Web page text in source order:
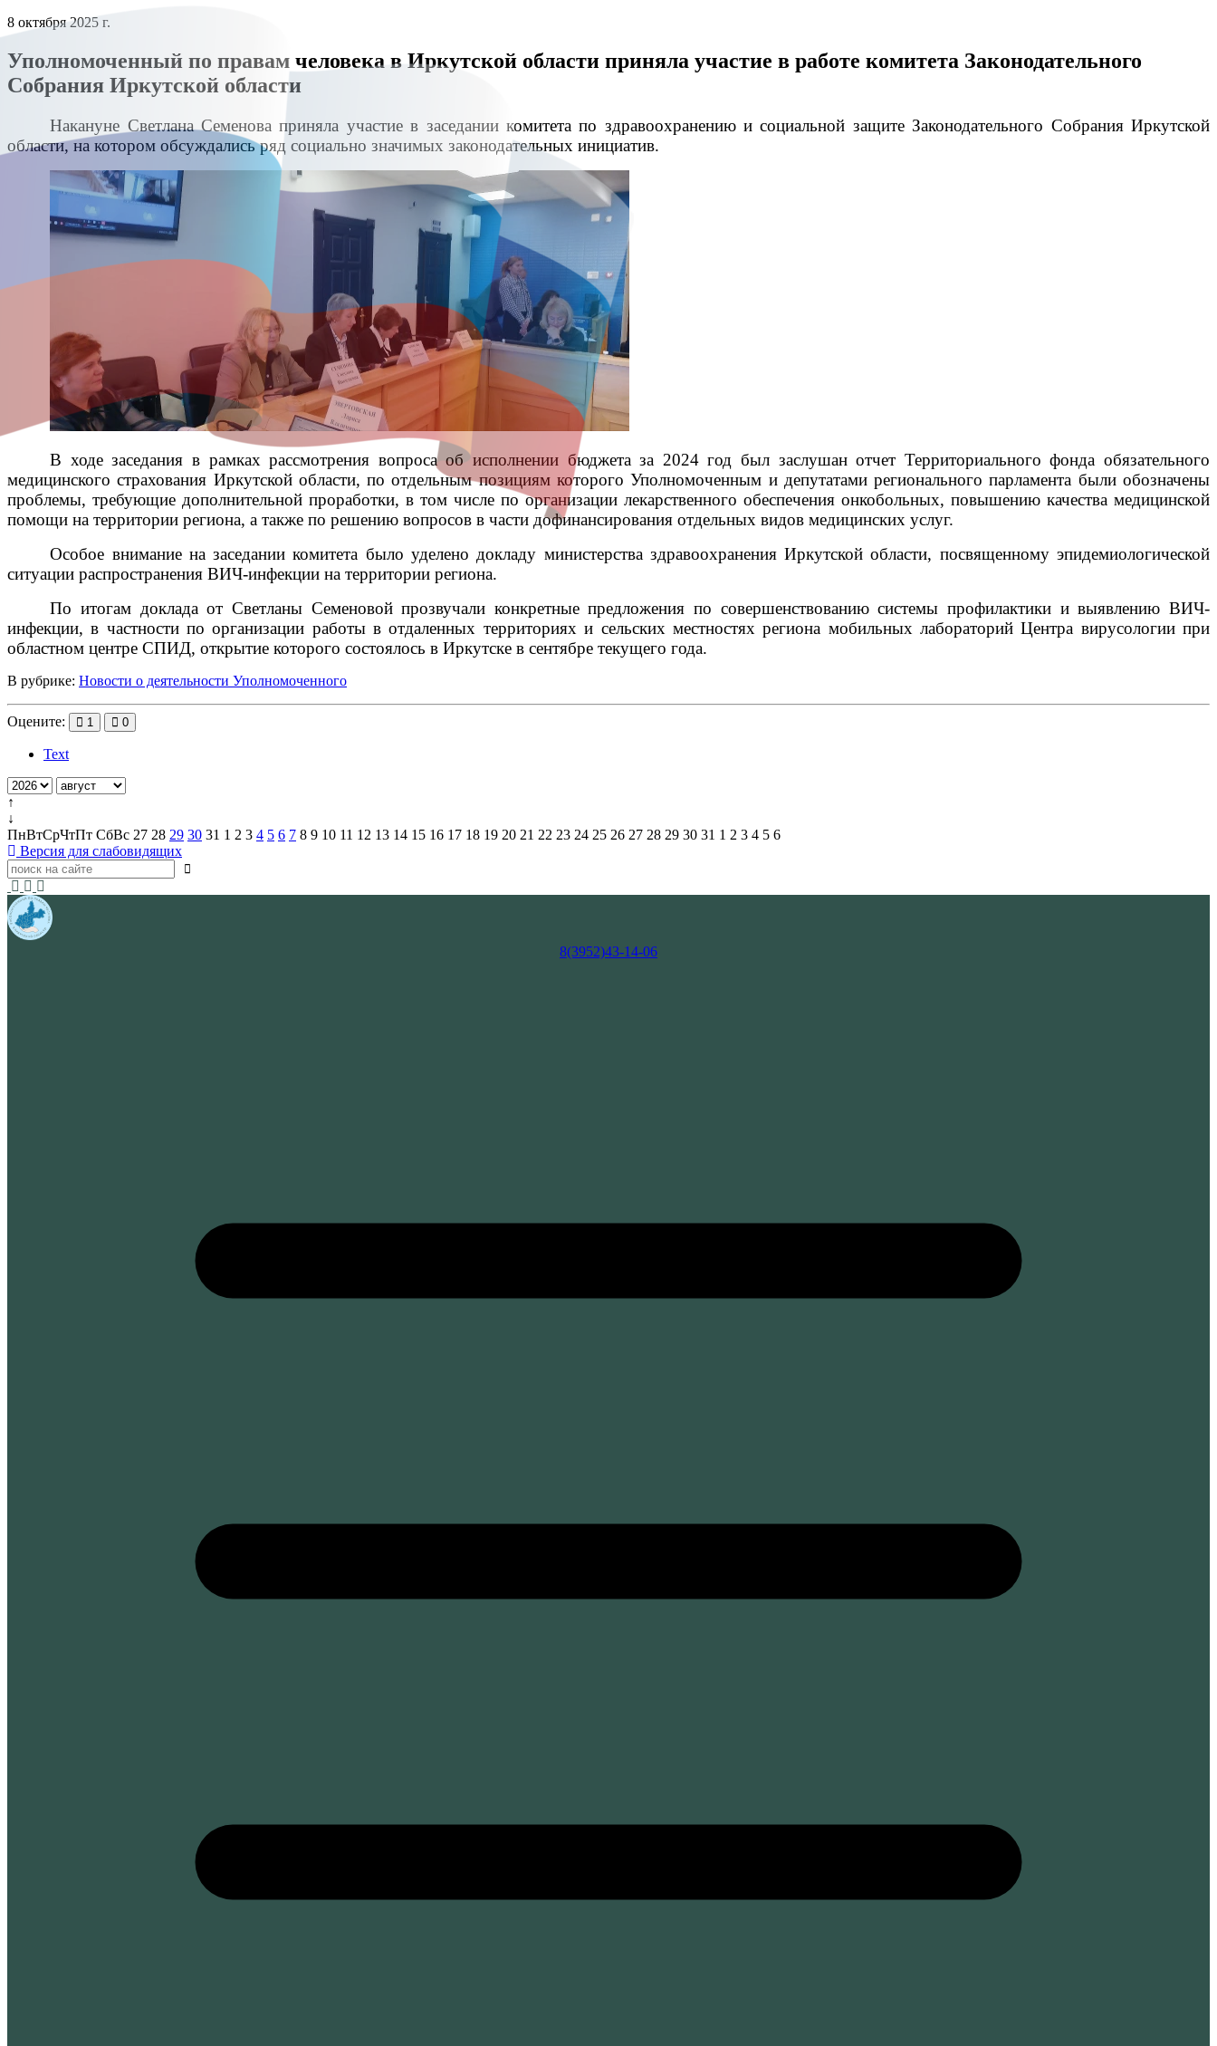
8 октября 2025 г.
Уполномоченный по правам человека в Иркутской области приняла участие в работе комитета Законодательного
Собрания Иркутской области
Накануне Светлана Семенова приняла участие в заседании комитетапо здравоохранению и социальной защите Законодательного Собрания Иркутской
области, на котором обсуждались ряд социально значимых законодательных инициатив.
В ходе заседания в рамках рассмотрения вопроса об исполнении бюджета за 2024 год был заслушан отчет Территориального фонда обязательного
медицинского страхования Иркутской области, по отдельным позициям которого Уполномоченным и депутатами регионального парламента были обозначены
проблемы, требующие дополнительной проработки, в том числе по организации лекарственного обеспечения онкобольных, повышению качества медицинской
помощи на территории региона, а также по решению вопросов в части дофинансирования отдельных видов медицинских услуг.
Особое внимание на заседании комитета было уделено докладу министерства здравоохранения Иркутской области, посвященному эпидемиологической
ситуации распространения ВИЧ-инфекции на территории региона.
По итогам доклада от Светланы Семеновой прозвучали конкретные предложения по совершенствованию системы профилактики и выявлению ВИЧ-
инфекции, в частности по организации работы в отдаленных территориях и сельских местностях региона мобильных лабораторий Центра вирусологии при
областном центре СПИД, открытие которого состоялось в Иркутске в сентябре текущего года.
В рубрике: Новости о деятельности Уполномоченного
Оцените: 1 0
Text
↑
↓
ПнВтСрЧтПт СбВс 27 28 29 30 31 1 2 3 4 5 6 7 8 9 10 11 12 13 14 15 16 17 18 19 20 21 22 23 24 25 26 27 28 29 30 31 1 2 3 4 5 6
Версия для слабовидящих
8(3952)43-14-06